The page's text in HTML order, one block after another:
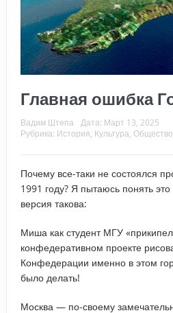
Главная ошибка
Вадим Штепа Дата: Март 13, 2025
Рубрика: История Культура Общество
Почему все-таки не состоялся
1991 году? Я пытаюсь понять это
версия такова:
Миша как студент МГУ
конфедеративном проекте
Конфедерации именно в этом
было делать!
Москва — по-своему